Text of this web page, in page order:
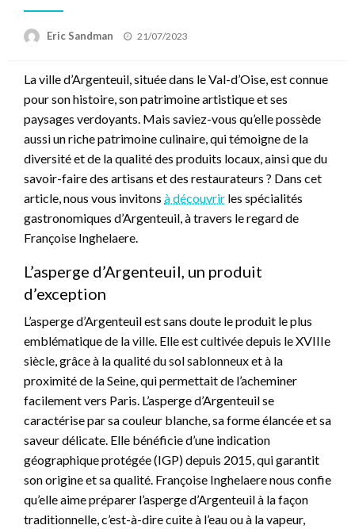
Eric Sandman
Posted
21/07/2023
La ville d’Argenteuil, située dans le Val-d’Oise, est connue
pour son histoire, son patrimoine artistique et ses
paysages verdoyants. Mais saviez-vous qu’elle possède
aussi un riche patrimoine culinaire, qui témoigne de la
diversité et de la qualité des produits locaux, ainsi que du
savoir-faire des artisans et des restaurateurs ? Dans cet
article, nous vous invitons à découvrir les spécialités
gastronomiques d’Argenteuil, à travers le regard de
Françoise Inghelaere.
L’asperge d’Argenteuil, un produit
d’exception
L’asperge d’Argenteuil est sans doute le produit le plus
emblématique de la ville. Elle est cultivée depuis le XVIIIe
siècle, grâce à la qualité du sol sablonneux et à la
proximité de la Seine, qui permettait de l’acheminer
facilement vers Paris. L’asperge d’Argenteuil se
caractérise par sa couleur blanche, sa forme élancée et sa
saveur délicate. Elle bénéficie d’une indication
géographique protégée (IGP) depuis 2015, qui garantit
son origine et sa qualité. Françoise Inghelaere nous confie
qu’elle aime préparer l’asperge d’Argenteuil à la façon
traditionnelle, c’est-à-dire cuite à l’eau ou à la vapeur,